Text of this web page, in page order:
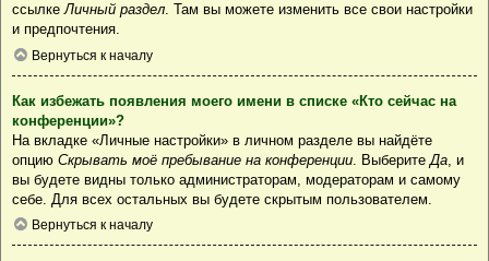
ссылкеЛичный раздел. Там вы можете изменить все свои настройки
и предпочтения.
Вернуться к началу
Как избежать появления моего имени в списке «Кто сейчас на
конференции»?
На вкладке «Личные настройки» в личном разделе вы найдёте
опцию Скрывать моё пребывание на конференции . Выберите Да , и
вы будете видны только администраторам, модераторам и самому
себе. Для всех остальных вы будете скрытым пользователем.
Вернуться к началу